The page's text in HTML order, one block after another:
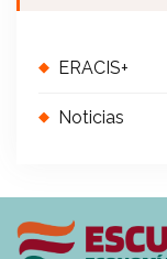
ERACIS+
Noticias